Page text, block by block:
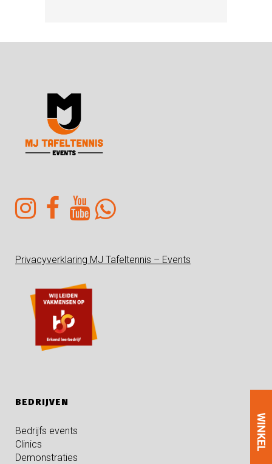
WINKEL
Privacyverklaring MJ Tafeltennis – Events
BEDRIJVEN
Bedrijfs events
Clinics
Demonstraties